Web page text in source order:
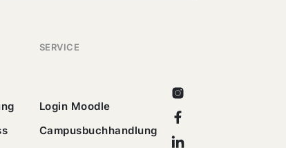
SERVICE
Login Moodle
Campusbuchhandlung
Instagram
Facebook
Linkedin